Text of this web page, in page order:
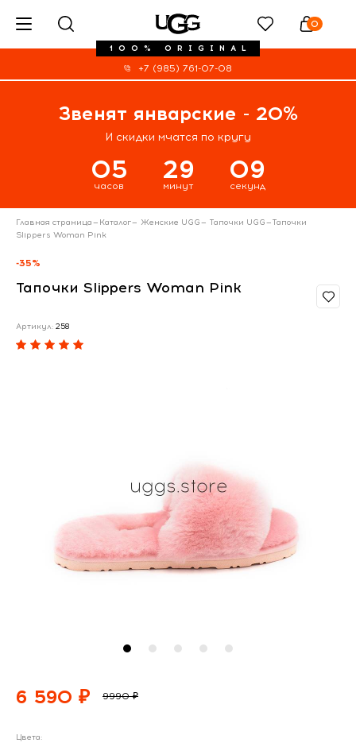
100% ORIGINAL
0
+7 (985) 761-07-08
Звенят январские - 20%
И скидки мчатся по кругу
05
часов
29
минут
09
секунд
Главная страница— Каталог— Женские UGG— Тапочки UGG—Тапочки
Slippers Woman Pink
-35%
Тапочки Slippers Woman Pink
Артикул: 258
6 590 ₽ 9990 ₽
Цвета: